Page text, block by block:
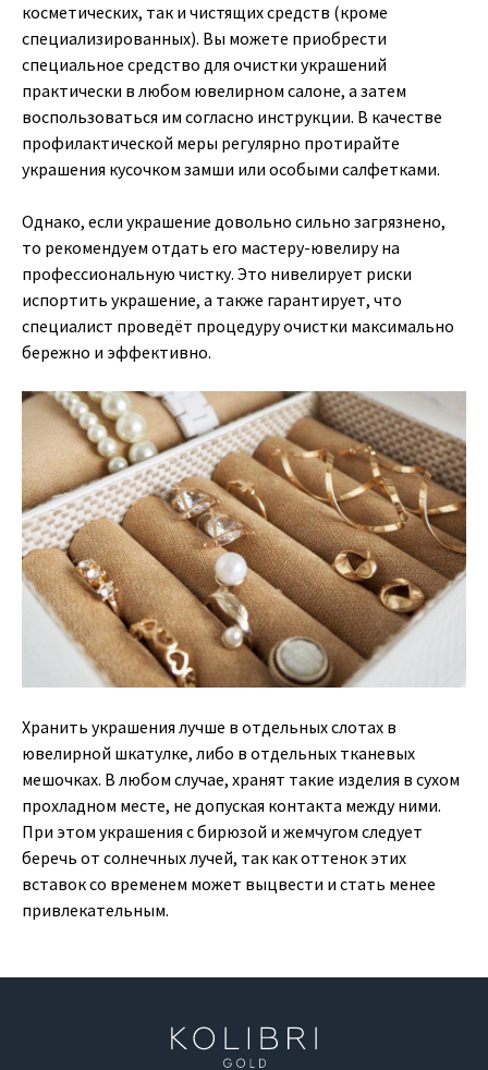
косметических, так и чистящих средств (кроме
специализированных). Вы можете приобрести
специальное средство для очистки украшений
практически в любом ювелирном салоне, а затем
воспользоваться им согласно инструкции. В качестве
профилактической меры регулярно протирайте
украшения кусочком замши или особыми салфетками.
Однако, если украшение довольно сильно загрязнено,
то рекомендуем отдать его мастеру-ювелиру на
профессиональную чистку. Это нивелирует риски
испортить украшение, а также гарантирует, что
специалист проведёт процедуру очистки максимально
бережно и эффективно.
Хранить украшения лучше в отдельных слотах в
ювелирной шкатулке, либо в отдельных тканевых
мешочках. В любом случае, хранят такие изделия в сухом
прохладном месте, не допуская контакта между ними.
При этом украшения с бирюзой и жемчугом следует
беречь от солнечных лучей, так как оттенок этих
вставок со временем может выцвести и стать менее
привлекательным.